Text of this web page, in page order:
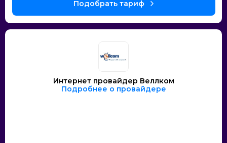
Интернет провайдер Веллком
Подробнее о провайдере